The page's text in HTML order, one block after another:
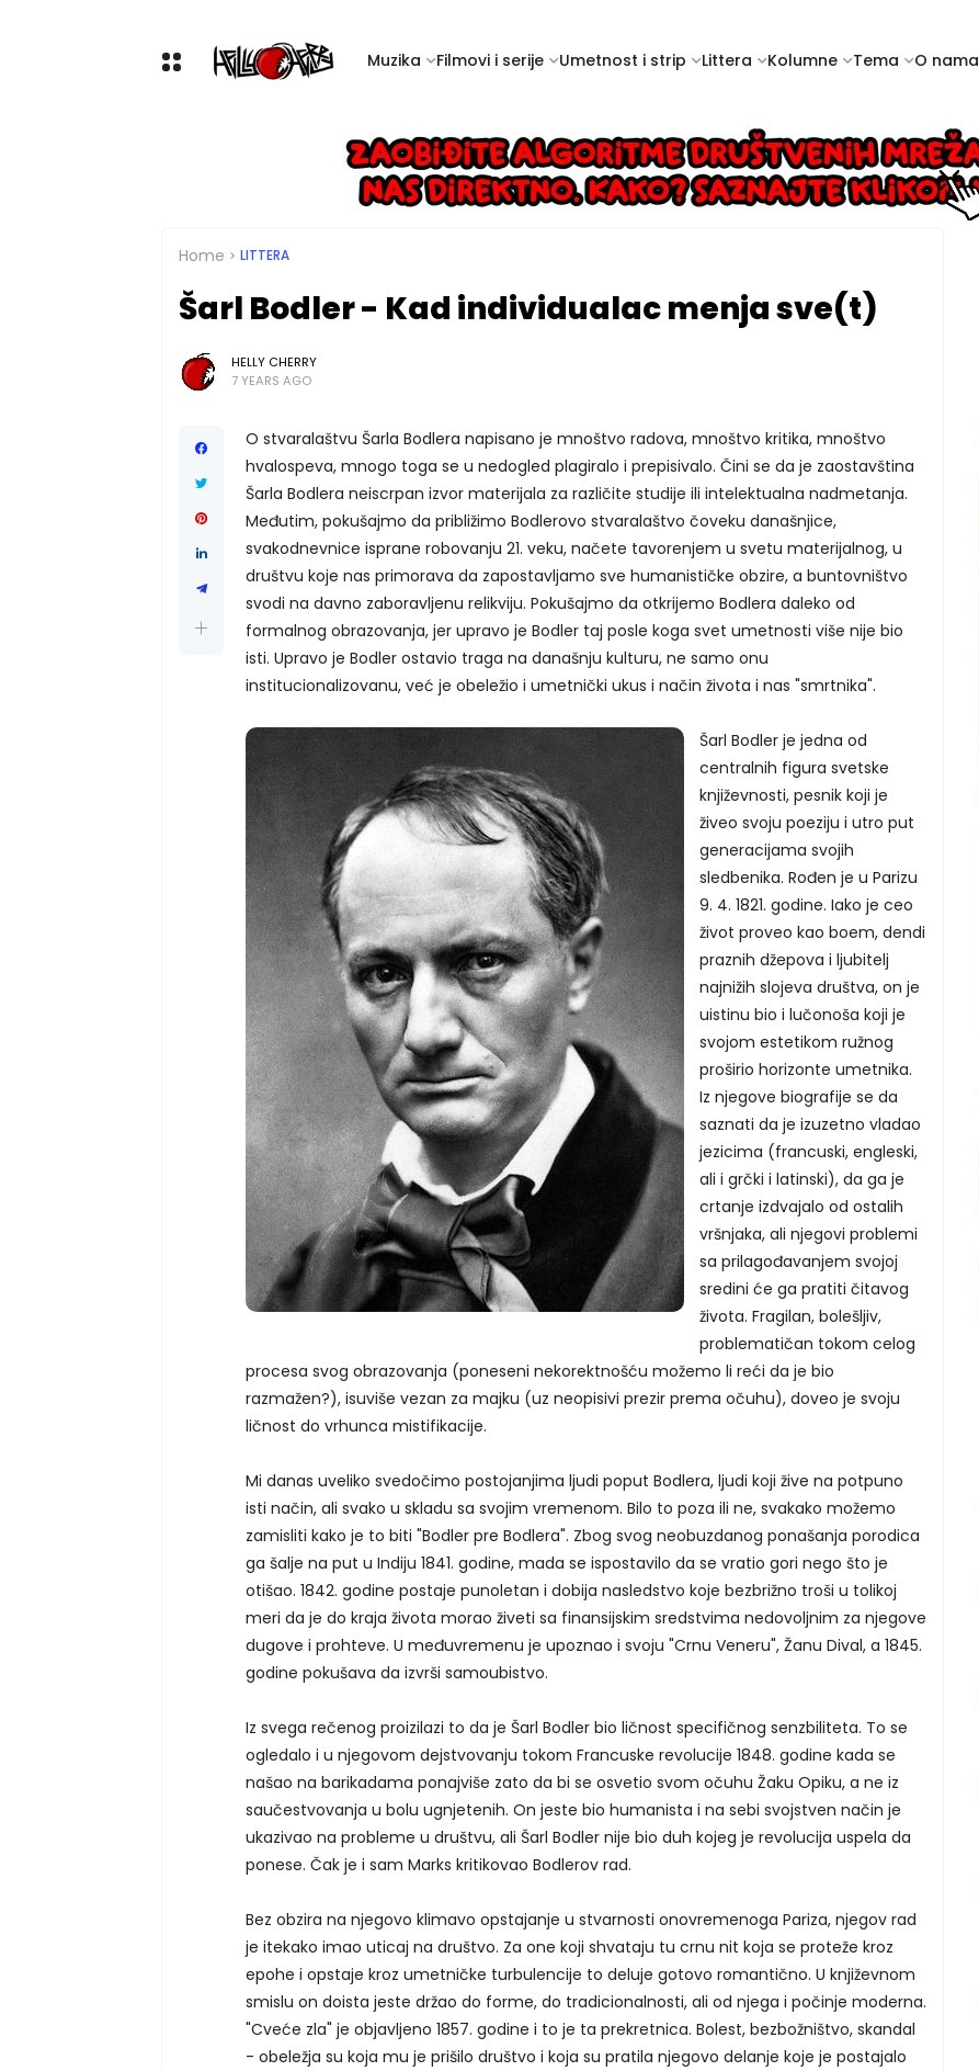
Muzika Filmovi i serije Umetnost i strip Littera Kolumne Tema O nama
Home LITTERA
Šarl Bodler - Kad individualac menja sve(t)
HELLY CHERRY
7 YEARS AGO
O stvaralaštvu Šarla Bodlera napisano je mnoštvo radova, mnoštvo kritika, mnoštvo
hvalospeva, mnogo toga se u nedogled plagiralo i prepisivalo. Čini se da je zaostavština
Šarla Bodlera neiscrpan izvor materijala za različite studije ili intelektualna nadmetanja.
Međutim, pokušajmo da približimo Bodlerovo stvaralaštvo čoveku današnjice,
svakodnevnice isprane robovanju 21. veku, načete tavorenjem u svetu materijalnog, u
društvu koje nas primorava da zapostavljamo sve humanističke obzire, a buntovništvo
svodi na davno zaboravljenu relikviju. Pokušajmo da otkrijemo Bodlera daleko od
formalnog obrazovanja, jer upravo je Bodler taj posle koga svet umetnosti više nije bio
isti. Upravo je Bodler ostavio traga na današnju kulturu, ne samo onu
institucionalizovanu, već je obeležio i umetnički ukus i način života i nas "smrtnika".
Šarl Bodler je jedna od
centralnih figura svetske
književnosti, pesnik koji je
živeo svoju poeziju i utro put
generacijama svojih
sledbenika. Rođen je u Parizu
9. 4. 1821. godine. Iako je ceo
život proveo kao boem, dendi
praznih džepova i ljubitelj
najnižih slojeva društva, on je
uistinu bio i lučonoša koji je
svojom estetikom ružnog
proširio horizonte umetnika.
Iz njegove biografije se da
saznati da je izuzetno vladao
jezicima (francuski, engleski,
ali i grčki i latinski), da ga je
crtanje izdvajalo od ostalih
vršnjaka, ali njegovi problemi
sa prilagođavanjem svojoj
sredini će ga pratiti čitavog
života. Fragilan, bolešljiv,
problematičan tokom celog
procesa svog obrazovanja (poneseni nekorektnošću možemo li reći da je bio
razmažen?), isuviše vezan za majku (uz neopisivi prezir prema očuhu), doveo je svoju
ličnost do vrhunca mistifikacije.
Mi danas uveliko svedočimo postojanjima ljudi poput Bodlera, ljudi koji žive na potpuno
isti način, ali svako u skladu sa svojim vremenom. Bilo to poza ili ne, svakako možemo
zamisliti kako je to biti "Bodler pre Bodlera". Zbog svog neobuzdanog ponašanja porodica
ga šalje na put u Indiju 1841. godine, mada se ispostavilo da se vratio gori nego što je
otišao. 1842. godine postaje punoletan i dobija nasledstvo koje bezbrižno troši u tolikoj
meri da je do kraja života morao živeti sa finansijskim sredstvima nedovoljnim za njegove
dugove i prohteve. U međuvremenu je upoznao i svoju "Crnu Veneru", Žanu Dival, a 1845.
godine pokušava da izvrši samoubistvo.
Iz svega rečenog proizilazi to da je Šarl Bodler bio ličnost specifičnog senzbiliteta. To se
ogledalo i u njegovom dejstvovanju tokom Francuske revolucije 1848. godine kada se
našao na barikadama ponajviše zato da bi se osvetio svom očuhu Žaku Opiku, a ne iz
saučestvovanja u bolu ugnjetenih. On jeste bio humanista i na sebi svojstven način je
ukazivao na probleme u društvu, ali Šarl Bodler nije bio duh kojeg je revolucija uspela da
ponese. Čak je i sam Marks kritikovao Bodlerov rad.
Bez obzira na njegovo klimavo opstajanje u stvarnosti onovremenoga Pariza, njegov rad
je itekako imao uticaj na društvo. Za one koji shvataju tu crnu nit koja se proteže kroz
epohe i opstaje kroz umetničke turbulencije to deluje gotovo romantično. U književnom
smislu on doista jeste držao do forme, do tradicionalnosti, ali od njega i počinje moderna.
"Cveće zla" je objavljeno 1857. godine i to je ta prekretnica. Bolest, bezbožništvo, skandal
- obeležja su koja mu je prišilo društvo i koja su pratila njegovo delanje koje je postajalo